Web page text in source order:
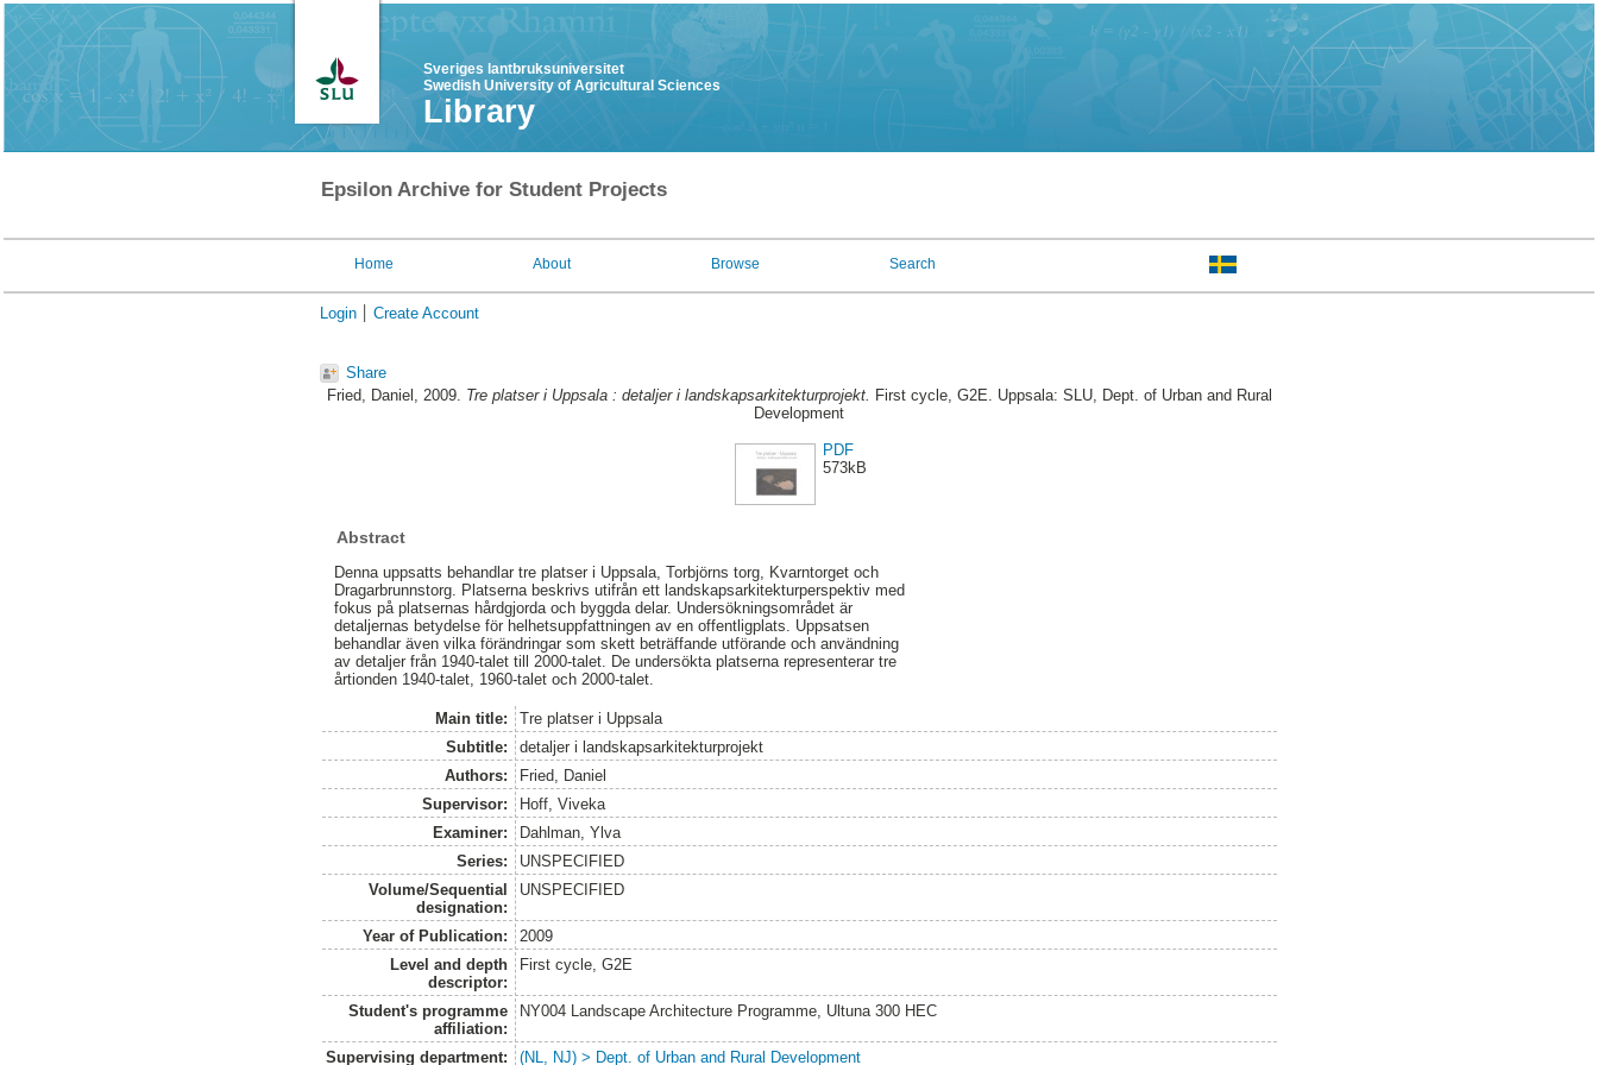
Sveriges lantbruksuniversitet
Swedish University of Agricultural Sciences
Library
Epsilon Archive for Student Projects
Home About Browse Search
Login Create Account
Share
Fried, Daniel , 2009. Tre platser i Uppsala : detaljer i landskapsarkitekturprojekt. First cycle, G2E. Uppsala: SLU, Dept. of Urban and Rural
Development
PDF
573kB
Abstract
Denna uppsatts behandlar tre platser i Uppsala, Torbjörns torg, Kvarntorget och
Dragarbrunnstorg. Platserna beskrivs utifrån ett landskapsarkitekturperspektiv med
fokus på platsernas hårdgjorda och byggda delar. Undersökningsområdet är
detaljernas betydelse för helhetsuppfattningen av en offentligplats. Uppsatsen
behandlar även vilka förändringar som skett beträffande utförande och användning
av detaljer från 1940-talet till 2000-talet. De undersökta platserna representerar tre
årtionden 1940-talet, 1960-talet och 2000-talet.
Main title:
Tre platser i Uppsala
Subtitle:
detaljer i landskapsarkitekturprojekt
Authors:
Fried, Daniel
Supervisor:
Hoff, Viveka
Examiner:
Dahlman, Ylva
Series:
UNSPECIFIED
Volume/Sequential
designation:
UNSPECIFIED
Year of Publication:
2009
Level and depth
descriptor:
First cycle, G2E
Student's programme
affiliation:
NY004 Landscape Architecture Programme, Ultuna 300 HEC
Supervising department: (NL, NJ) > Dept. of Urban and Rural Development